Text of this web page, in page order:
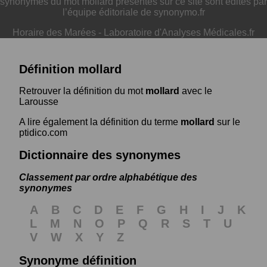
l’équipe éditoriale de synonymo.fr
Horaire des Marées - Laboratoire d'Analyses Médicales.fr
Définition mollard
Retrouver la définition du mot mollard avec le
Larousse
A lire également la définition du terme mollard sur le
ptidico.com
Dictionnaire des synonymes
Classement par ordre alphabétique des
synonymes
A B C D E F G H I J
K
L
M N O P Q R S T
U
V
W X Y
Z
Synonyme définition